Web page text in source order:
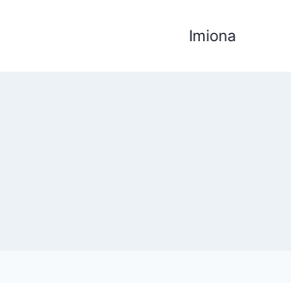
Imiona